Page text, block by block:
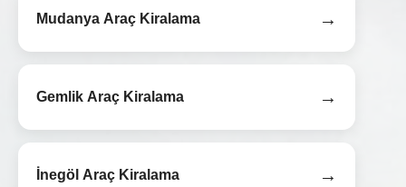
Mudanya Araç Kiralama →
Gemlik Araç Kiralama →
İnegöl Araç Kiralama →